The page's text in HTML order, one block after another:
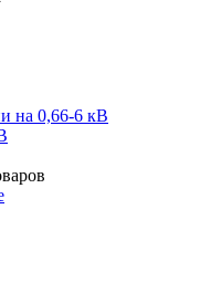
на 0,66-6 кВ